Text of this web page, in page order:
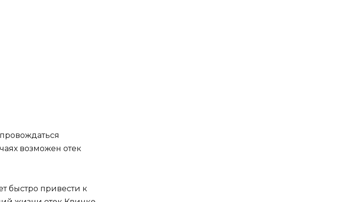
возможен отек
быстро привести к